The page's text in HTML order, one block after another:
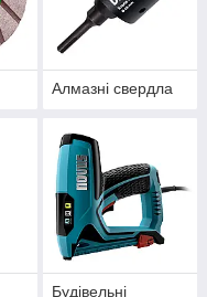
Алмазні свердла
Будівельні